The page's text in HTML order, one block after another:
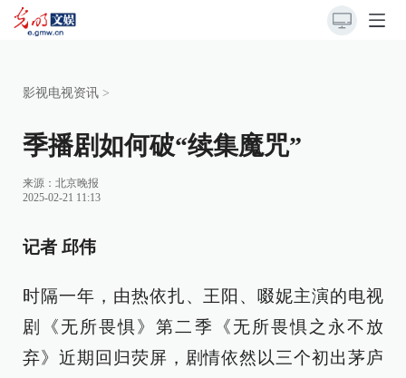
影视电视资讯 >
季播剧如何破“续集魔咒”
来源： 北京晚报
2025-02-21 11:13
记者 邱伟
时隔一年，由热依扎、王阳、啜妮主演的电视
剧《无所畏惧》第二季《无所畏惧之永不放
弃》近期回归荧屏，剧情依然以三个初出茅庐